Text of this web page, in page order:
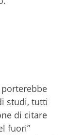
studi, tutti
di citare
fuori”